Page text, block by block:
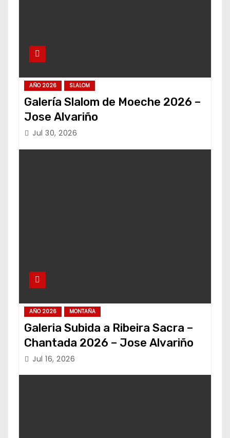
AÑO 2026 SLALOM
Galería Slalom de Moeche 2026 –
Jose Alvariño
Jul 30, 2026
AÑO 2026 MONTAÑA
Galeria Subida a Ribeira Sacra –
Chantada 2026 – Jose Alvariño
Jul 16, 2026